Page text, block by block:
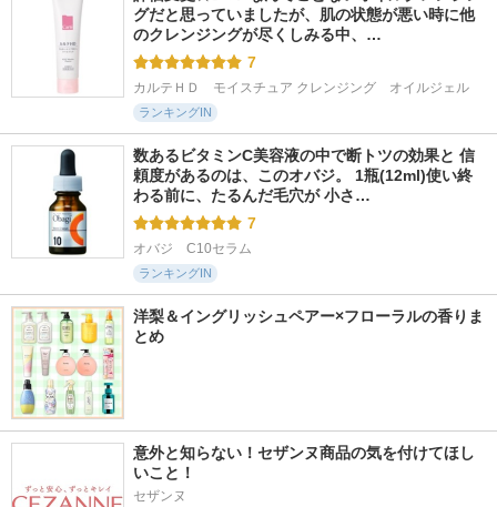
グだと思っていましたが、肌の状態が悪い時に他
のクレンジングが尽くしみる中、…
7
カルテＨＤ　モイスチュア クレンジング　オイルジェル
ランキングIN
数あるビタミンC美容液の中で断トツの効果と 信
頼度があるのは、このオバジ。 1瓶(12ml)使い終
わる前に、たるんだ毛穴が 小さ…
7
オバジ　C10セラム
ランキングIN
洋梨＆イングリッシュペアー×フローラルの香りま
とめ
意外と知らない！セザンヌ商品の気を付けてほし
いこと！
セザンヌ